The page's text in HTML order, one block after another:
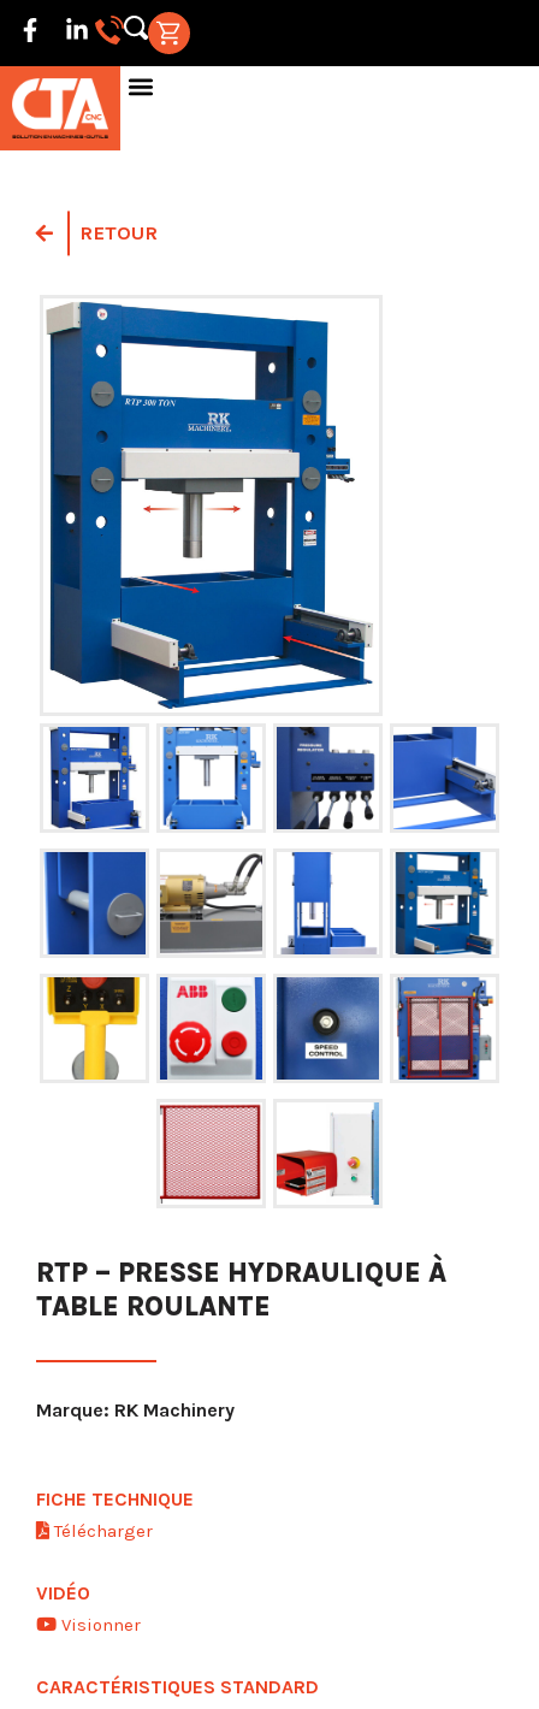
RETOUR
RTP – PRESSE HYDRAULIQUE À
TABLE ROULANTE
Marque: RK Machinery
FICHE TECHNIQUE
Télécharger
VIDÉO
Visionner
CARACTÉRISTIQUES STANDARD